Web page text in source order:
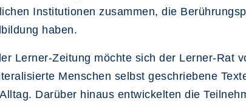
Institutionen zusammen, die
haben.
Lerner-Zeitung möchte sich der Lerner-Rat
Menschen selbst geschriebene
Darüber hinaus entwickelten die